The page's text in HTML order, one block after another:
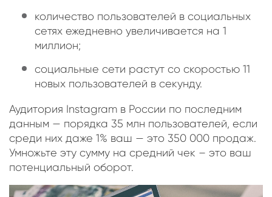
количество пользователей в социальных
сетях ежедневно увеличивается на 1
миллион;
социальные сети растут со скоростью 11
новых пользователей в секунду.
Аудитория Instagram в России по последним
данным — порядка 35 млн пользователей, если
среди них даже 1% ваш — это 350 000 продаж.
Умножьте эту сумму на средний чек – это ваш
потенциальный оборот.